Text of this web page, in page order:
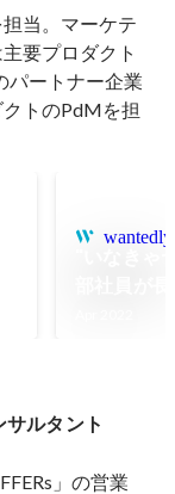
当。マーケテ
要プロダクト
パートナー企業
トのPdMを担
ルタント
」の営業